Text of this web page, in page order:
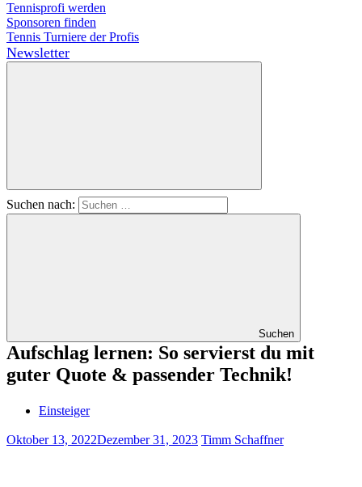
Tennisprofi werden
Sponsoren finden
Tennis Turniere der Profis
Newsletter
Suchen nach:
Suchen
Aufschlag lernen: So servierst du mit
guter Quote & passender Technik!
Einsteiger
Oktober 13, 2022Dezember 31, 2023 Timm Schaffner